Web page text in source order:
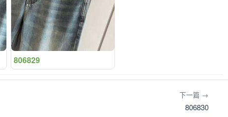
806829
下一篇 →
806830